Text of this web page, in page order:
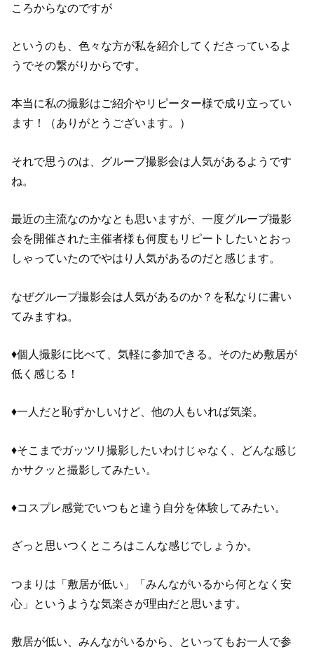
ころからなのですが
というのも、色々な方が私を紹介してくださっているよ
うでその繋がりからです。
本当に私の撮影はご紹介やリピーター様で成り立ってい
ます！（ありがとうございます。）
それで思うのは、グループ撮影会は人気があるようです
ね。
最近の主流なのかなとも思いますが、一度グループ撮影
会を開催された主催者様も何度もリピートしたいとおっ
しゃっていたのでやはり人気があるのだと感じます。
なぜグループ撮影会は人気があるのか？を私なりに書い
てみますね。
♦️個人撮影に比べて、気軽に参加できる。そのため敷居が
低く感じる！
♦️一人だと恥ずかしいけど、他の人もいれば気楽。
♦️そこまでガッツリ撮影したいわけじゃなく、どんな感じ
かサクッと撮影してみたい。
♦️コスプレ感覚でいつもと違う自分を体験してみたい。
ざっと思いつくところはこんな感じでしょうか。
つまりは「敷居が低い」「みんながいるから何となく安
心」というような気楽さが理由だと思います。
敷居が低い、みんながいるから、といってもお一人で参